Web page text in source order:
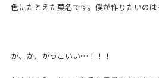
色にたとえた菓名です。僕が作りたいのは
か、か、かっこいい…！！！